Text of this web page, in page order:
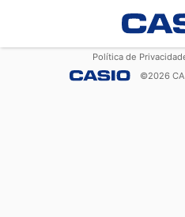
Política de
©2026